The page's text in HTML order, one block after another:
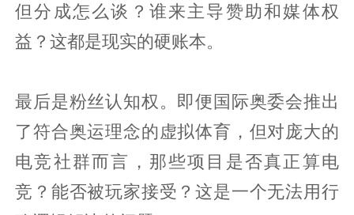
但分成怎么谈？谁来主导赞助和媒体权
益？这都是现实的硬账本。
最后是粉丝认知权。即便国际奥委会推出
了符合奥运理念的虚拟体育，但对庞大的
电竞社群而言，那些项目是否真正算电
竞？能否被玩家接受？这是一个无法用行